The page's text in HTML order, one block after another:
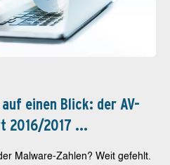
einen Blick: der AV-
2016/2017 ...
Malware-Zahlen? Weit gefehlt.